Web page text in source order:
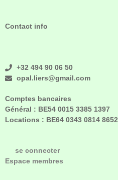
Contact info
+32 494 90 06 50
opal.liers@gmail.com
Comptes bancaires
Général : BE54 0015 3385 1397
Locations : BE64 0343 0814 8652
se connecter
Espace membres